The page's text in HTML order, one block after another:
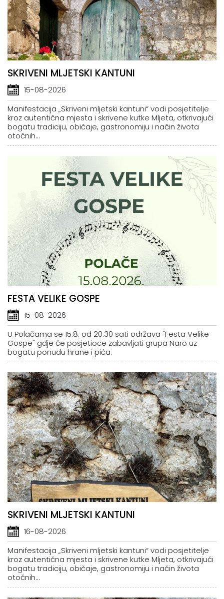
SKRIVENI MLJETSKI KANTUNI
15-08-2026
Manifestacija „Skriveni mljetski kantuni“ vodi posjetitelje
kroz autentična mjesta i skrivene kutke Mljeta, otkrivajući
bogatu tradiciju, običaje, gastronomiju i način života
otočnih...
FESTA VELIKE GOSPE
15-08-2026
U Polačama se 15.8. od 20:30 sati održava "Festa Velike
Gospe" gdje će posjetioce zabavljati grupa Naro uz
bogatu ponudu hrane i pića.
SKRIVENI MLJETSKI KANTUNI
16-08-2026
Manifestacija „Skriveni mljetski kantuni“ vodi posjetitelje
kroz autentična mjesta i skrivene kutke Mljeta, otkrivajući
bogatu tradiciju, običaje, gastronomiju i način života
otočnih...